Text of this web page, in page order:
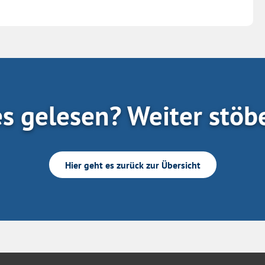
gelesen? Weiter
Hier geht es zurück zur Übersicht